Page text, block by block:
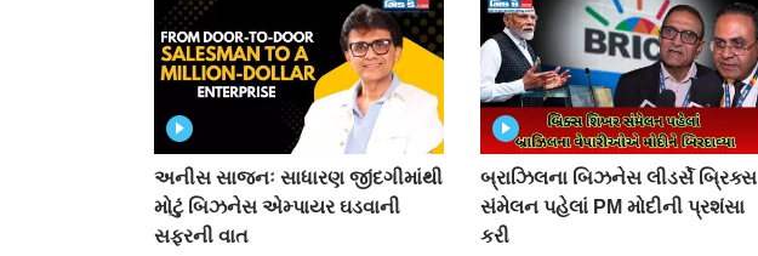
અનીસ સાજનઃ સાધારણ જીંદગીમાંથી
મોટું બિઝનેસ એમ્પાયર ઘડવાની
સફરની વાત
બ્રાઝિલના બિઝનેસ લીડર્સે બ્રિક્સ
સંમેલન પહેલાં PM મોદીની પ્રશંસા
કરી